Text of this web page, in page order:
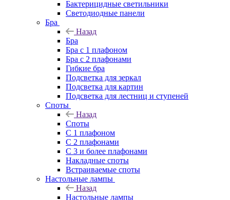
Бактерицидные светильники
Светодиодные панели
Бра
Назад
Бра
Бра с 1 плафоном
Бра с 2 плафонами
Гибкие бра
Подсветка для зеркал
Подсветка для картин
Подсветка для лестниц и ступеней
Споты
Назад
Споты
С 1 плафоном
С 2 плафонами
С 3 и более плафонами
Накладные споты
Встраиваемые споты
Настольные лампы
Назад
Настольные лампы